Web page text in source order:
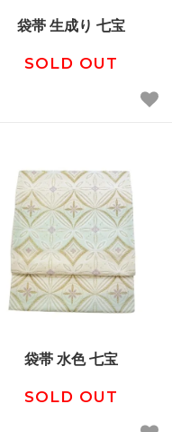
袋帯 生成り 七宝
SOLD OUT
袋帯 水色 七宝
SOLD OUT